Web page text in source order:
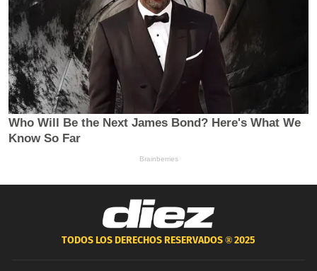
TODOS LOS DERECHOS RESERVADOS ®2025